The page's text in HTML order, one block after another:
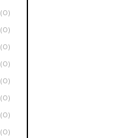
(0)
(0)
(0)
(0)
(0)
(0)
(0)
(0)